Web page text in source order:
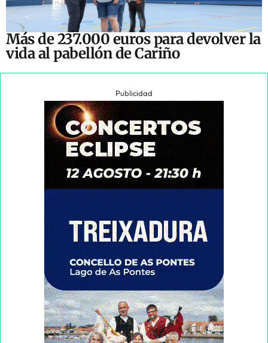
Más de 237.000 euros para devolver la
vida al pabellón de Cariño
Publicidad